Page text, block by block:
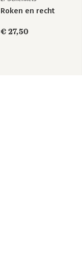
Roken en recht
€ 27,50